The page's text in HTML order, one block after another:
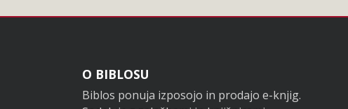
Noga
O BIBLOSU
Biblos ponuja izposojo in prodajo e-knjig.